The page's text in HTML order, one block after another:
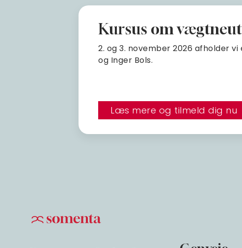
Kursus om
2. og 3. november 2026 afholder
og Inger Bols.
Læs mere og tilmeld dig nu